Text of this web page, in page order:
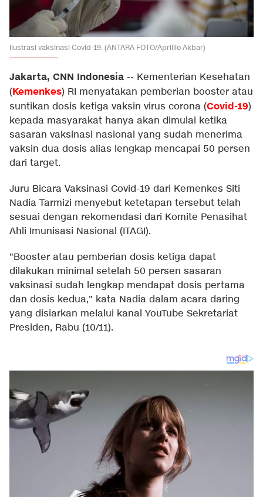
Ilustrasi vaksinasi Covid-19. (ANTARA FOTO/Aprillio Akbar)
Jakarta, CNN Indonesia -- Kementerian Kesehatan
(Kemenkes) RI menyatakan pemberian booster atau
suntikan dosis ketiga vaksin virus corona (Covid-19)
kepada masyarakat hanya akan dimulai ketika
sasaran vaksinasi nasional yang sudah menerima
vaksin dua dosis alias lengkap mencapai 50 persen
dari target.
Juru Bicara Vaksinasi Covid-19 dari Kemenkes Siti
Nadia Tarmizi menyebut ketetapan tersebut telah
sesuai dengan rekomendasi dari Komite Penasihat
Ahli Imunisasi Nasional (ITAGI).
"Booster atau pemberian dosis ketiga dapat
dilakukan minimal setelah 50 persen sasaran
vaksinasi sudah lengkap mendapat dosis pertama
dan dosis kedua," kata Nadia dalam acara daring
yang disiarkan melalui kanal YouTube Sekretariat
Presiden, Rabu (10/11).